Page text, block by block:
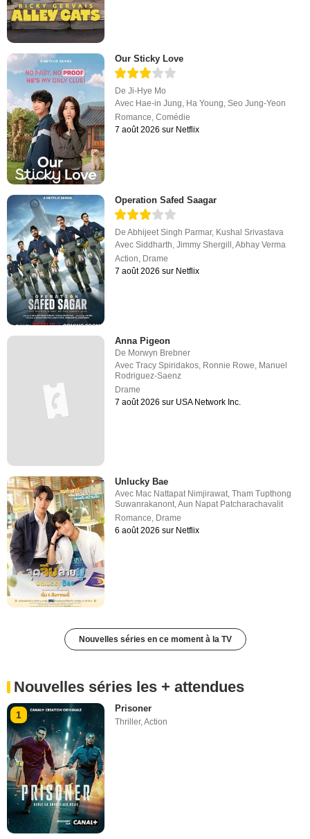
Our Sticky Love
DeJi-Hye Mo
Avec Hae-in Jung, Ha Young,Seo Jung-Yeon
Romance,Comédie
7 août 2026 sur Netflix
Operation Safed Saagar
DeAbhijeet Singh Parmar, Kushal Srivastava
AvecSiddharth ,Jimmy Shergill ,Abhay Verma
Action Drame
7 août 2026 sur Netflix
Anna Pigeon
De Morwyn Brebner
AvecTracy Spiridakos, Ronnie Rowe, Manuel
Rodriguez-Saenz
Drame
7 août 2026 sur USA Network Inc.
Unlucky Bae
Avec Mac Nattapat Nimjirawat,Tham Tupthong
Suwanrakanont,Aun Napat Patcharachavalit
Romance, Drame
6 août 2026 sur Netflix
Nouvelles séries en ce moment à la TV
Nouvelles séries les + attendues
1
Prisoner
Thriller,Action